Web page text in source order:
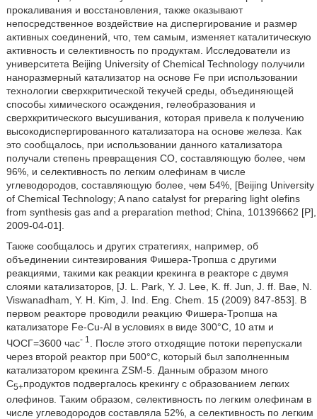
прокаливания и восстановления, также оказывают
непосредственное воздействие на диспергирование и размер
активных соединений, что, тем самым, изменяет каталитическую
активность и селективность по продуктам. Исследователи из
университета Beijing University of Chemical Technology получили
наноразмерный катализатор на основе Fe при использовании
технологии сверхкритической текучей среды, объединяющей
способы химического осаждения, гелеобразования и
сверхкритического высушивания, которая привела к получению
высокодиспергированного катализатора на основе железа. Как
это сообщалось, при использовании данного катализатора
получали степень превращения СО, составляющую более, чем
96%, и селективность по легким олефинам в числе
углеводородов, составляющую более, чем 54%, [Beijing University
of Chemical Technology; A nano catalyst for preparing light olefins
from synthesis gas and a preparation method; China, 101396662 [P],
2009-04-01].
Также сообщалось и других стратегиях, например, об
объединении синтезирования Фишера-Тропша с другими
реакциями, такими как реакции крекинга в реакторе с двумя
слоями катализаторов, [J. L. Park, Y. J. Lee, K. ff. Jun, J. ff. Bae, N.
Viswanadham, Y. H. Kim, J. Ind. Eng. Chem. 15 (2009) 847-853]. В
первом реакторе проводили реакцию Фишера-Тропша на
катализаторе Fe-Cu-Al в условиях в виде 300°С, 10 атм и
ЧОСГ=3600 час- 1
. После этого отходящие потоки перепускали
через второй реактор при 500°С, который был заполненным
катализатором крекинга ZSM-5. Данным образом много
С5+продуктов подвергалось крекингу с образованием легких
олефинов. Таким образом, селективность по легким олефинам в
числе углеводородов составляла 52%, а селективность по легким